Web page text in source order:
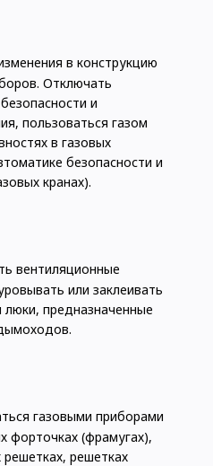
в конструкцию
Отключать
и
пользоваться газом
в газовых
безопасности и
кранах).
вентиляционные
или заклеивать
люки, предназначенные
газовыми приборами
форточках (фрамугах),
решетках